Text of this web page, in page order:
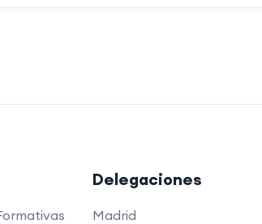
Delegaciones
Madrid